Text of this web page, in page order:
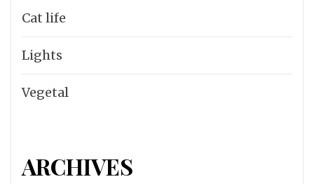
Cat life
Lights
Vegetal
ARCHIVES